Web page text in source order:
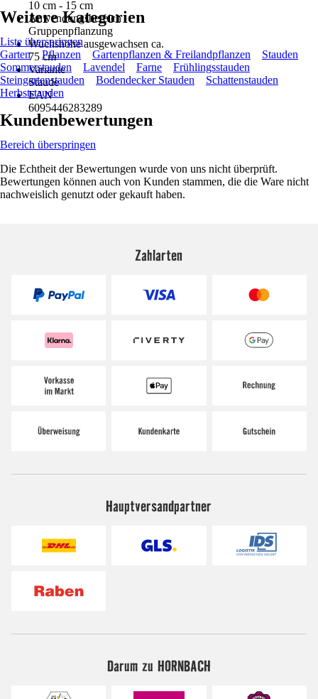
10 cm - 15 cm
Anwendungsbereich
Gruppenpflanzung
Wuchshöhe ausgewachsen ca.
75 cm
Variante
Staude
EAN
6095446283289
Weitere Kategorien
Liste überspringen
Garten
Pflanzen Gartenpflanzen & Freilandpflanzen
Stauden
Sommerstauden
Lavendel Farne
Frühlingsstauden
Steingartenstauden
Bodendecker Stauden
Schattenstauden
Herbststauden
Kundenbewertungen
Bereich überspringen
Die Echtheit der Bewertungen wurde von uns nicht überprüft.
Bewertungen können auch von Kunden stammen, die die Ware nicht
nachweislich genutzt oder gekauft haben.
Zahlarten
Hauptversandpartner
Darum zu HORNBACH